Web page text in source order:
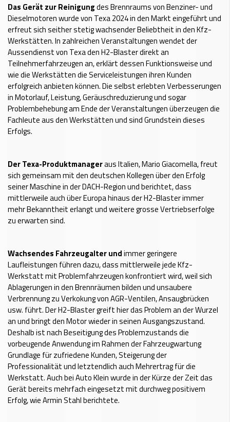
Das Gerät zur Reinigungdes Brennraums von Benziner- und
Dieselmotoren wurde von Texa 2024 in den Markt eingeführt und
erfreut sich seither stetig wachsender Beliebtheit in den Kfz-
Werkstätten. In zahlreichen Veranstaltungen wendet der
Aussendienst von Texa den H2-Blaster direkt an
Teilnehmerfahrzeugen an, erklärt dessen Funktionsweise und
wie die Werkstätten die Serviceleistungen ihren Kunden
erfolgreich anbieten können. Die selbst erlebten Verbesserungen
in Motorlauf, Leistung, Geräuschreduzierung und sogar
Problembehebung am Ende der Veranstaltungen überzeugen die
Fachleute aus den Werkstätten und sind Grundstein dieses
Erfolgs.
Der Texa-Produktmanageraus Italien, Mario Giacomella, freut
sich gemeinsam mit den deutschen Kollegen über den Erfolg
seiner Maschine in der DACH-Region und berichtet, dass
mittlerweile auch über Europa hinaus der H2-Blaster immer
mehr Bekanntheit erlangt und weitere grosse Vertriebserfolge
zu erwarten sind.
Wachsendes Fahrzeugalter undimmer geringere
Laufleistungen führen dazu, dass mittlerweile jede Kfz-
Werkstatt mit Problemfahrzeugen konfrontiert wird, weil sich
Ablagerungen in den Brennräumen bilden und unsaubere
Verbrennung zu Verkokung von AGR-Ventilen, Ansaugbrücken
usw. führt. Der H2-Blaster greift hier das Problem an der Wurzel
an und bringt den Motor wieder in seinen Ausgangszustand.
Deshalb ist nach Beseitigung des Problemzustands die
vorbeugende Anwendung im Rahmen der Fahrzeugwartung
Grundlage für zufriedene Kunden, Steigerung der
Professionalität und letztendlich auch Mehrertrag für die
Werkstatt. Auch bei Auto Klein wurde in der Kürze der Zeit das
Gerät bereits mehrfach eingesetzt mit durchweg positivem
Erfolg, wie Armin Stahl berichtete.